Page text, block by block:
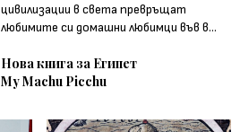
цивилизации в света превръщат
любимите си домашни любимци във в...
Нова книга за Египет
My Machu Picchu